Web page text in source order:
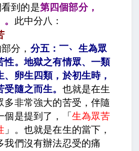
到的是第四個部分，
。 此中分八：
分， 分五：一、 生為眾
性。地獄之有情眾、一類
、卵生四類，於初生時，
受隨之而生。 也就是在生
多非常強大的苦受，伴隨
是提到了，「 生為眾苦
」。也就是在生的當下，
我們沒有辦法忍受的痛